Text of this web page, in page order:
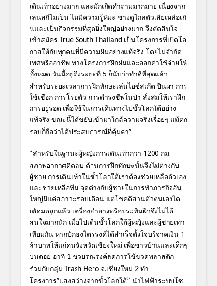
เดินเท้าอย่างมาก และมักเกิดคำถามมากมาย เนื่องจาก
เล่นสกีไม่เป็น ไม่มีความรู้หิมะ ช่างดูไกลตัวเสียเหลือเกิ
นและเป็นกิจกรรมที่สุดยิ่งใหญ่อย่างมาก จึงตัดสินใจ
เข้าสมัคร True South Thailand เป็นโครงการที่เปิดโอ
กาสให้กับทุกคนที่มีความฝันอย่างแท้จริง โดยไม่จำกัด
เพศหรืออาชีพ ทางโครงการฝึกฝนและออกค่าใช้จ่ายให้
ทั้งหมด วันนี้อยู่ถึงระยะที่ 5 ก็นับว่าทำดีที่สุดแล้ว
สำหรับระยะเวลาการฝึกทักษะเล่นไอซ์สเก๊ต ปีนผา การ
ใช้เชือก การโรยตัว การดำรงชีพในป่า สั่งสมให้เราฝึก
การอยู่รอด เพื่อใช้ในการเดินทางไปขั้วโลกใต้อย่าง
แท้จริง ขณะนี้ได้ขยับเข้ามาใกล้ความจริงเรื่อยๆ แม้ตก
รอบก็ถือว่าได้ประสบการณ์ที่คุ้มค่า”
“สำหรับในฐานะผู้หญิงการเดินเท้ากว่า 1200 กม.
สภาพอากาศติดลบ ด้านการฝึกทักษะนั้นจึงไม่ต่างกับ
ผู้ชาย การเดินเท้าในขั้วโลกใต้เราต้องช่วยเหลือตัวเอง
และช่วยเหลือทีม จุดต่างกับผู้ชายในการทำภารกิจอัน
ใหญ่มีแค่สภาวะรอบเดือน แต่โชคดีส่วนตัวตนเองได
เตัดมดลูกแล้ว เครื่องสำอางหรือประทินผิวจึงไม่ได้
สนใจมากนัก เมื่อไปเดินขั้วโลกใต้ผู้หญิงและผู้ชายเท่า
เทียมกัน หากปักธงไตรรงค์ได้สำเร็จตั้งใจบริจาคเงิน 1
ล้าบาทให้แก่คนจังหวัดเชียงใหม่ เพื่อชาวบ้านและเด็กๆ
บนดอย อาทิ 1 ช่วยรณรงค์ลดการใช้ขวดพลาสติก
ร่วมกับกลุ่ม Trash Hero จ.เชียงใหม่ 2 ทำ
โครงการ”แสงสว่างจากขั้วโลกใต้” นำไฟฟ้าระบบโซ